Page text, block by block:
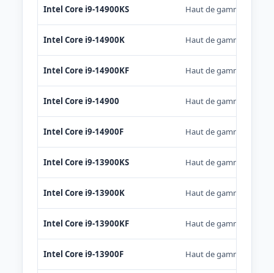
Intel Core i9-14900KS Haut de gamme
Intel Core i9-14900K Haut de gamme
Intel Core i9-14900KF Haut de gamme
Intel Core i9-14900 Haut de gamme
Intel Core i9-14900F Haut de gamme
Intel Core i9-13900KS Haut de gamme
Intel Core i9-13900K Haut de gamme
Intel Core i9-13900KF Haut de gamme
Intel Core i9-13900F Haut de gamme